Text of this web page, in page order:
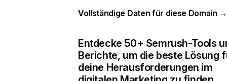
Vollständige Daten für diese Domain →
Entdecke 50+ Semrush-Tools
Berichte, um die beste Lösung
deine Herausforderungen im